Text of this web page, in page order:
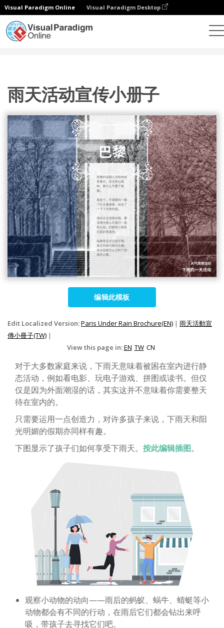
Visual Paradigm Online Visual Paradigm Desktop
雨天活动宣传小册子
编辑此模板
Edit Localized Version:Paris Under Rain Brochure(EN) | 雨天活動宣
傳小冊子(TW) |
View this page in:EN TW CN
对于大多数家庭来说，下雨天意味着被困在室内进行静
态活动，例如看电影、玩电子游戏、拼图或读书。但仅
仅是因为外面潮湿的话，其实这并不意味着你需要整天
待在室内的。
只需要运用一点创造力，对许多孩子来说，下雨天和阳
光明媚的假期亦同样有趣。
下图显示了孩子们如何享受下雨天。 按此编辑插图。
观察小动物的动向——雨后的蚂蚁、蜗牛、蜻蜓等小
动物都会有不同的行动，在雨后它们都会钻出来呼
吸，带孩子去寻找它们吧。